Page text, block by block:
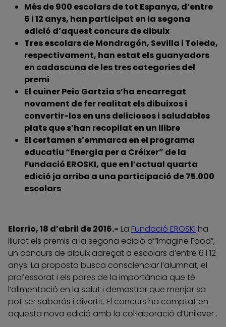
Més de 900 escolars de tot Espanya, d’entre
6 i 12 anys, han participat en la segona
edició d’aquest concurs de dibuix
Tres escolars de Mondragón, Sevilla i Toledo,
respectivament, han estat els guanyadors
en cadascuna de les tres categories del
premi
El cuiner Peio Gartzia s’ha encarregat
novament de fer realitat els dibuixos i
convertir-los en uns deliciosos i saludables
plats que s’han recopilat en un llibre
El certamen s’emmarca en el programa
educatiu “Energia per a Créixer” de la
Fundació EROSKI, que en l’actual quarta
edició ja arriba a una participació de 75.000
escolars
Elorrio, 18 d’abril de 2016.- La Fundació EROSKI ha
lliurat els premis a la segona edició d’“Imagine Food”,
un concurs de dibuix adreçat a escolars d’entre 6 i 12
anys. La proposta busca conscienciar l’alumnat, el
professorat i els pares de la importància que té
l’alimentació en la salut i demostrar que menjar sa
pot ser saborós i divertit. El concurs ha comptat en
aquesta nova edició amb la col·laboració d’Unilever .